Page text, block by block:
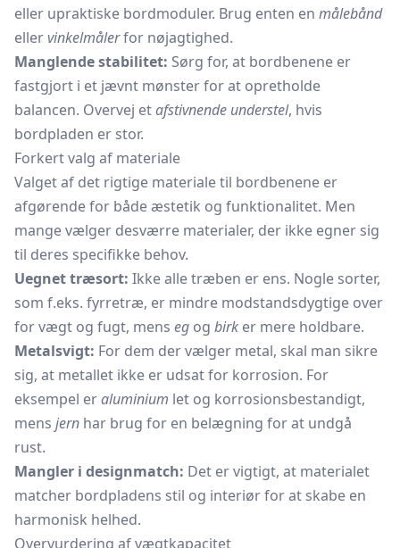
eller upraktiske bordmoduler. Brug enten en målebånd
ellervinkelmålerfor nøjagtighed.
Manglende stabilitet: Sørg for, at bordbenene er
fastgjort i et jævnt mønster for at opretholde
balancen. Overvej etafstivnende understel, hvis
bordpladen er stor.
Forkert valg af materiale
Valget af det rigtige materiale til bordbenene er
afgørende for både æstetik og funktionalitet. Men
mange vælger desværre materialer, der ikke egner sig
til deres specifikke behov.
Uegnet træsort: Ikke alle træben er ens. Nogle sorter,
som f.eks. fyrretræ, er mindre modstandsdygtige over
for vægt og fugt, mens eg og birk er mere holdbare.
Metalsvigt: For dem der vælger metal, skal man sikre
sig, at metallet ikke er udsat for korrosion. For
eksempel eraluminium let og korrosionsbestandigt,
mens jern har brug for en belægning for at undgå
rust.
Mangler i designmatch: Det er vigtigt, at materialet
matcher bordpladens stil og interiør for at skabe en
harmonisk helhed.
Overvurdering af vægtkapacitet